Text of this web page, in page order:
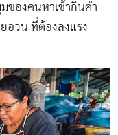
ของคนหาเช้ากินค่ำ
อวน ที่ต้องลงแรง